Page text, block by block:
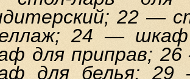
22 —
24 —
для приправ;
для белья;